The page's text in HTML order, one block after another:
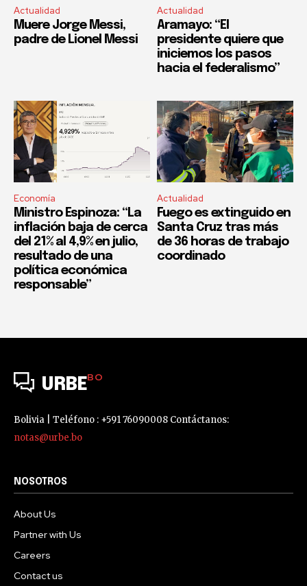
Actualidad
Muere Jorge Messi,
padre de Lionel Messi
Actualidad
Aramayo: “El
presidente quiere que
iniciemos los pasos
hacia el federalismo”
Economía
Ministro Espinoza: “La
inflación baja de cerca
del 21% al 4,9% en julio,
resultado de una
política económica
responsable”
Actualidad
Fuego es extinguido en
Santa Cruz tras más
de 36 horas de trabajo
coordinado
URBEBO
Bolivia | Teléfono : +591 76090008 Contáctanos:
notas@urbe.bo
NOSOTROS
About Us
Partner with Us
Careers
Contact us